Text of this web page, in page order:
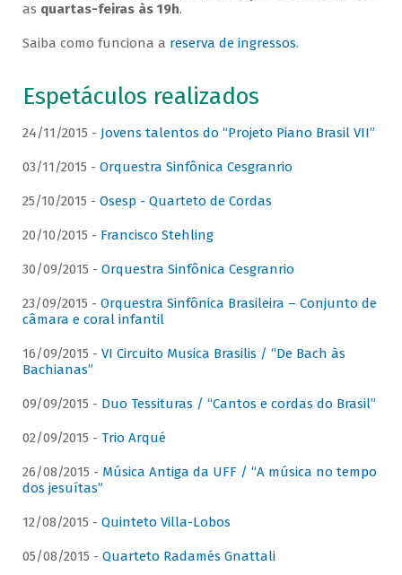
as quartas-feiras às 19h.
Saiba como funciona a reserva de ingressos.
Espetáculos realizados
24/11/2015 - Jovens talentos do “Projeto Piano Brasil VII”
03/11/2015 - Orquestra Sinfônica Cesgranrio
25/10/2015 - Osesp - Quarteto de Cordas
20/10/2015 - Francisco Stehling
30/09/2015 - Orquestra Sinfônica Cesgranrio
23/09/2015 - Orquestra Sinfônica Brasileira – Conjunto de
câmara e coral infantil
16/09/2015 - VI Circuito Musica Brasilis / “De Bach às
Bachianas”
09/09/2015 - Duo Tessituras / “Cantos e cordas do Brasil”
02/09/2015 - Trio Arqué
26/08/2015 - Música Antiga da UFF / “A música no tempo
dos jesuítas”
12/08/2015 - Quinteto Villa-Lobos
05/08/2015 - Quarteto Radamés Gnattali